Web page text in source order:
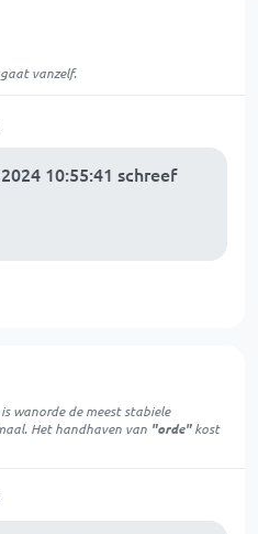
vanzelf.
10:55:41 schreef
wanordede meest stabiele
Het handhaven van "orde"kost